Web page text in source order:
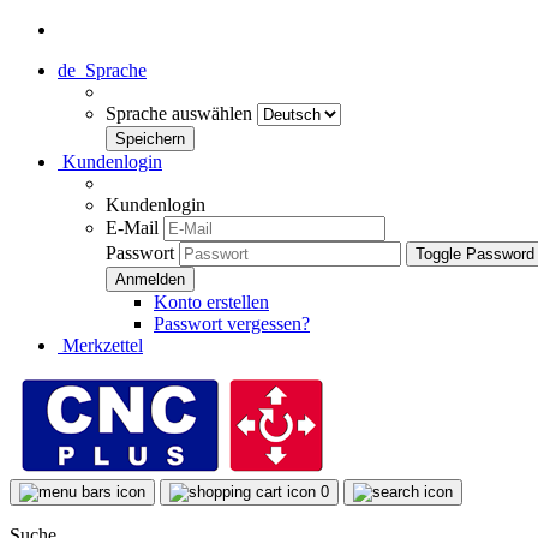
de Sprache
Sprache auswählen
Kundenlogin
Kundenlogin
E-Mail
Passwort
Toggle
Konto erstellen
Passwort vergessen?
Merkzettel
0